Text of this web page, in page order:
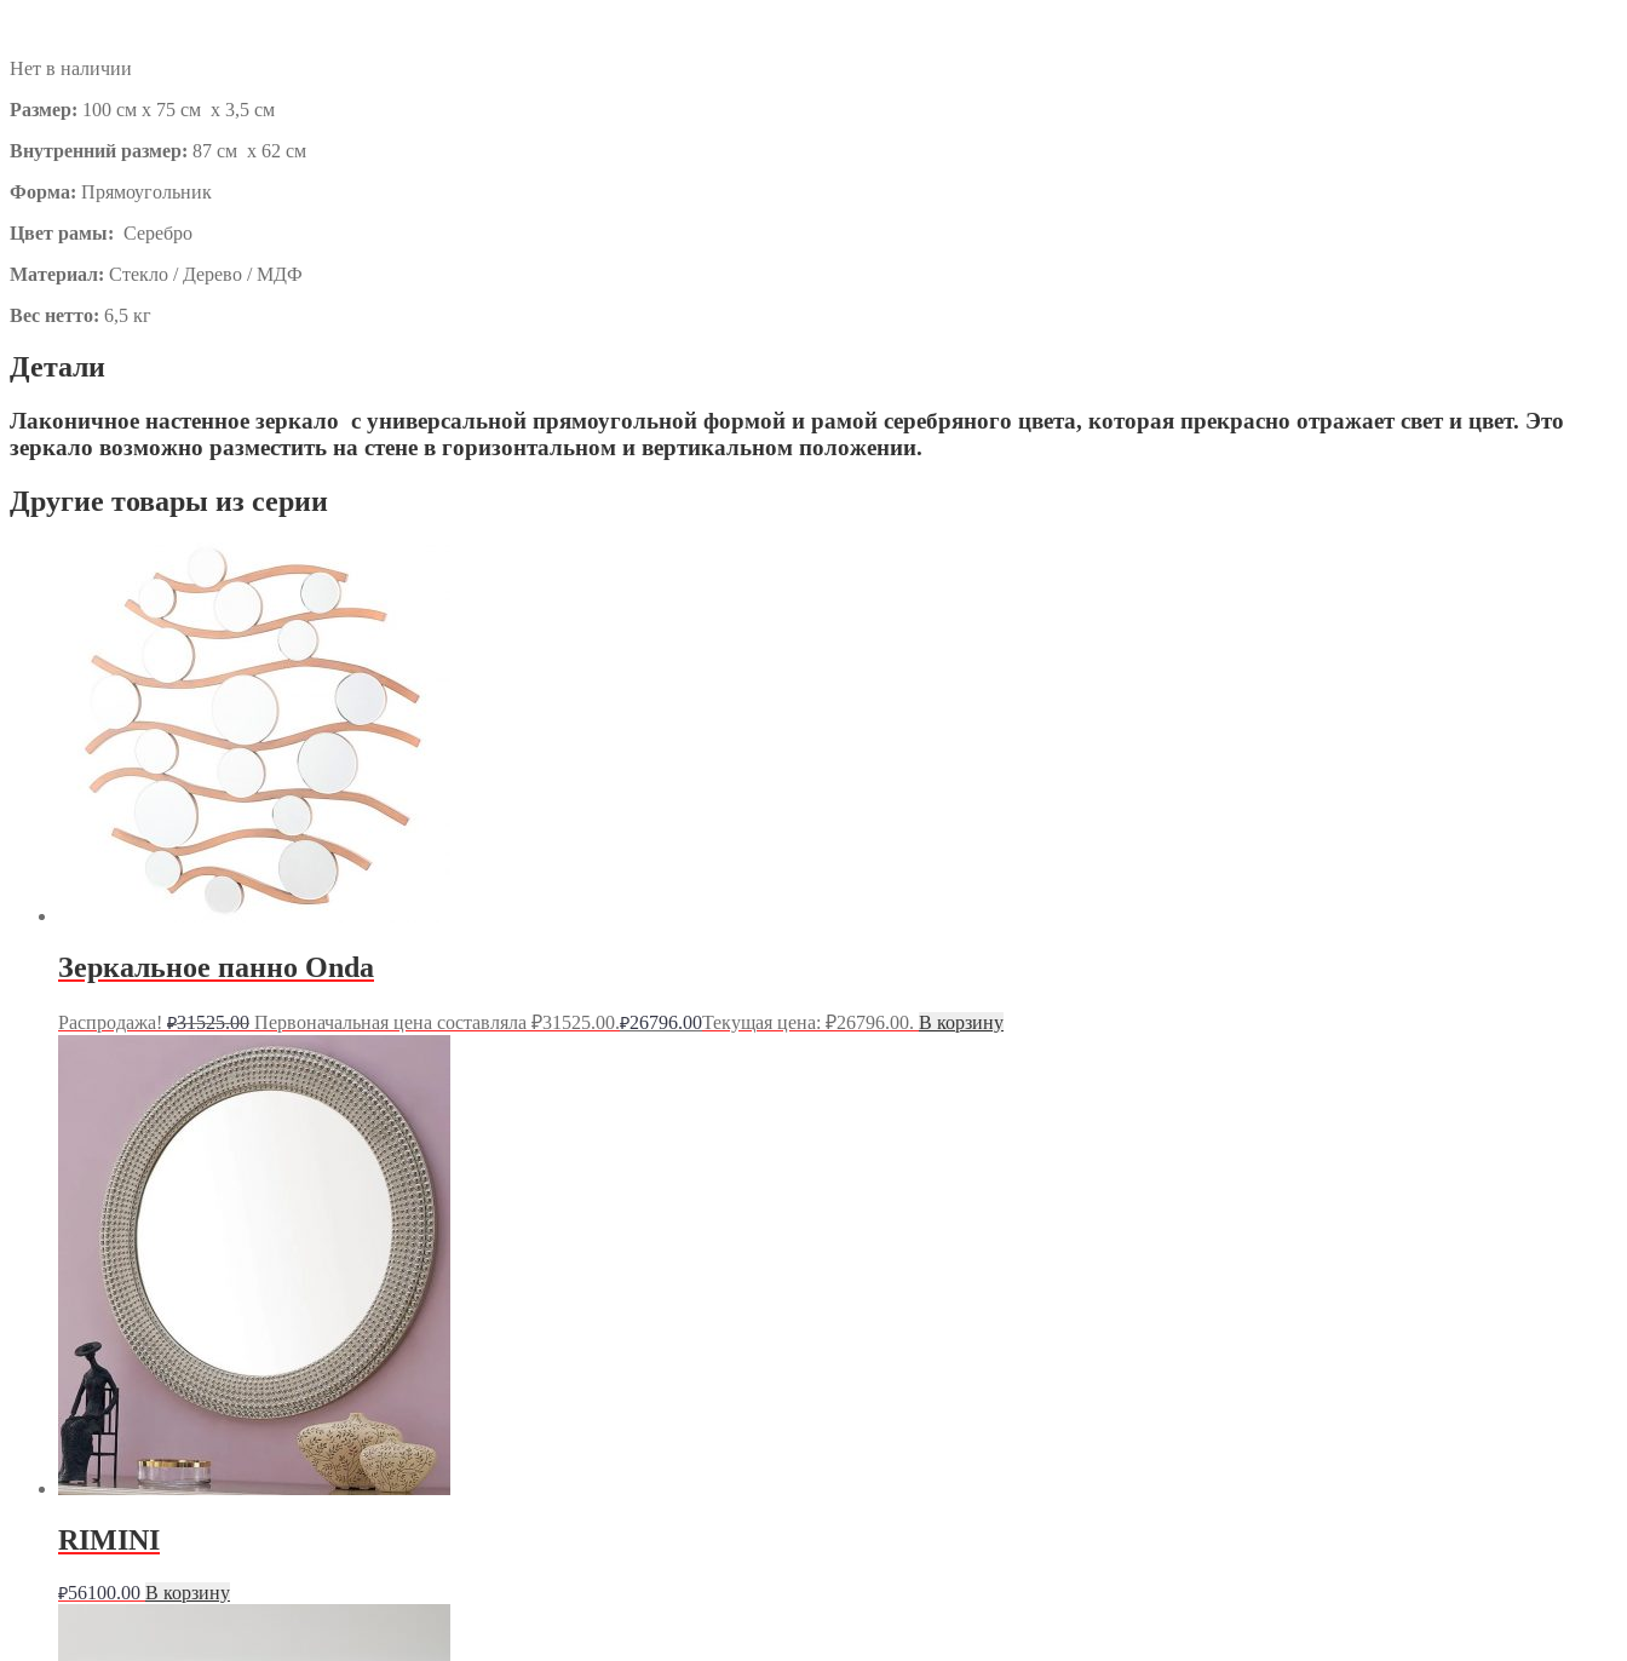
Нет в наличии
Размер: 100 см х 75 см х 3,5 см
Внутренний размер: 87 см х 62 см
Форма: Прямоугольник
Цвет рамы: Серебро
Материал: Стекло / Дерево / МДФ
Вес нетто: 6,5 кг
Детали
Лаконичное настенное зеркало с универсальной прямоугольной формой и рамой серебряного цвета, которая прекрасно отражает свет и цвет. Это
зеркало возможно разместить на стене в горизонтальном и вертикальном положении.
Другие товары из серии
Зеркальное панно Onda
Распродажа! ₽31525.00 Первоначальная цена составляла ₽31525.00.₽26796.00Текущая цена: ₽26796.00. В корзину
RIMINI
₽56100.00 В корзину